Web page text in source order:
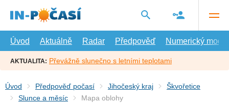
hlavní
Úvod
Aktuálně Radar Předpověď Numerický model
AKTUALITA: Převážně slunečno s letními teplotami
Úvod Předpověď počasí Jihočeský kraj
Škvořetice
Slunce a měsíc
Mapa oblohy